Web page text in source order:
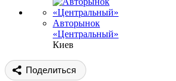
Авторынок
«Центральный»
Киев
Поделиться